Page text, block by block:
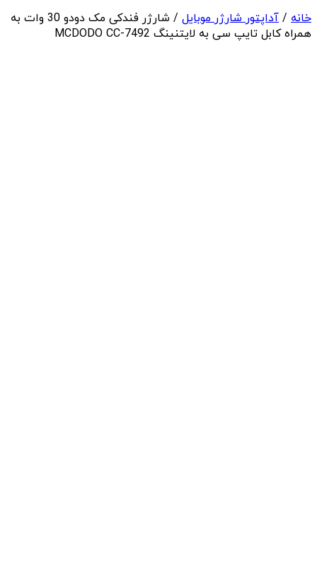
خانه / آداپتور شارژر موبایل
/ شارژر فندکی مک دودو 30 وات به
همراه کابل تایپ سی به لایتنینگ MCDODO CC-7492